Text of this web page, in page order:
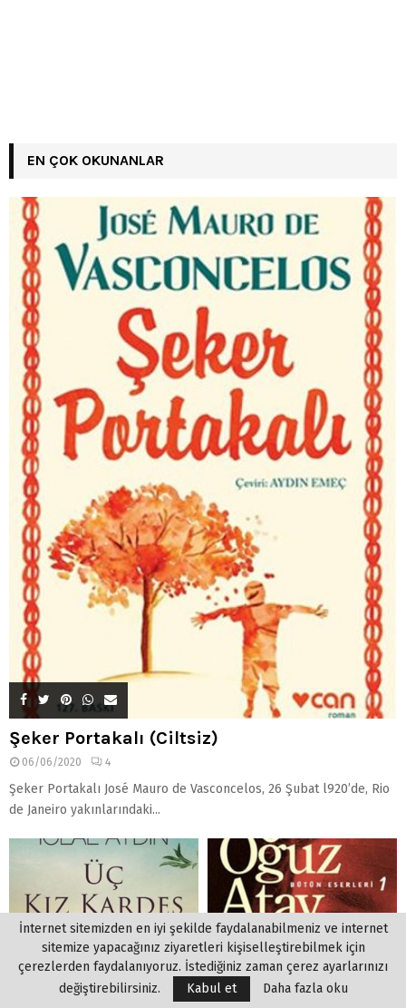
EN ÇOK OKUNANLAR
Şeker Portakalı (Ciltsiz)
06/06/2020 4
Şeker Portakalı José Mauro de Vasconcelos, 26 Şubat l920’de, Rio
de Janeiro yakınlarındaki...
İnternet sitemizden en iyi şekilde faydalanabilmeniz ve internet
sitemize yapacağınız ziyaretleri kişiselleştirebilmek için
çerezlerden faydalanıyoruz. İstediğiniz zaman çerez ayarlarınızı
değiştirebilirsiniz.
Kabul et Daha fazla oku